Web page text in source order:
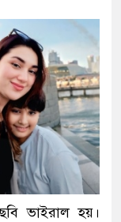
ভাইরাল হয়।